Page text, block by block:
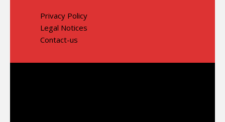
Privacy Policy
Legal Notices
Contact-us